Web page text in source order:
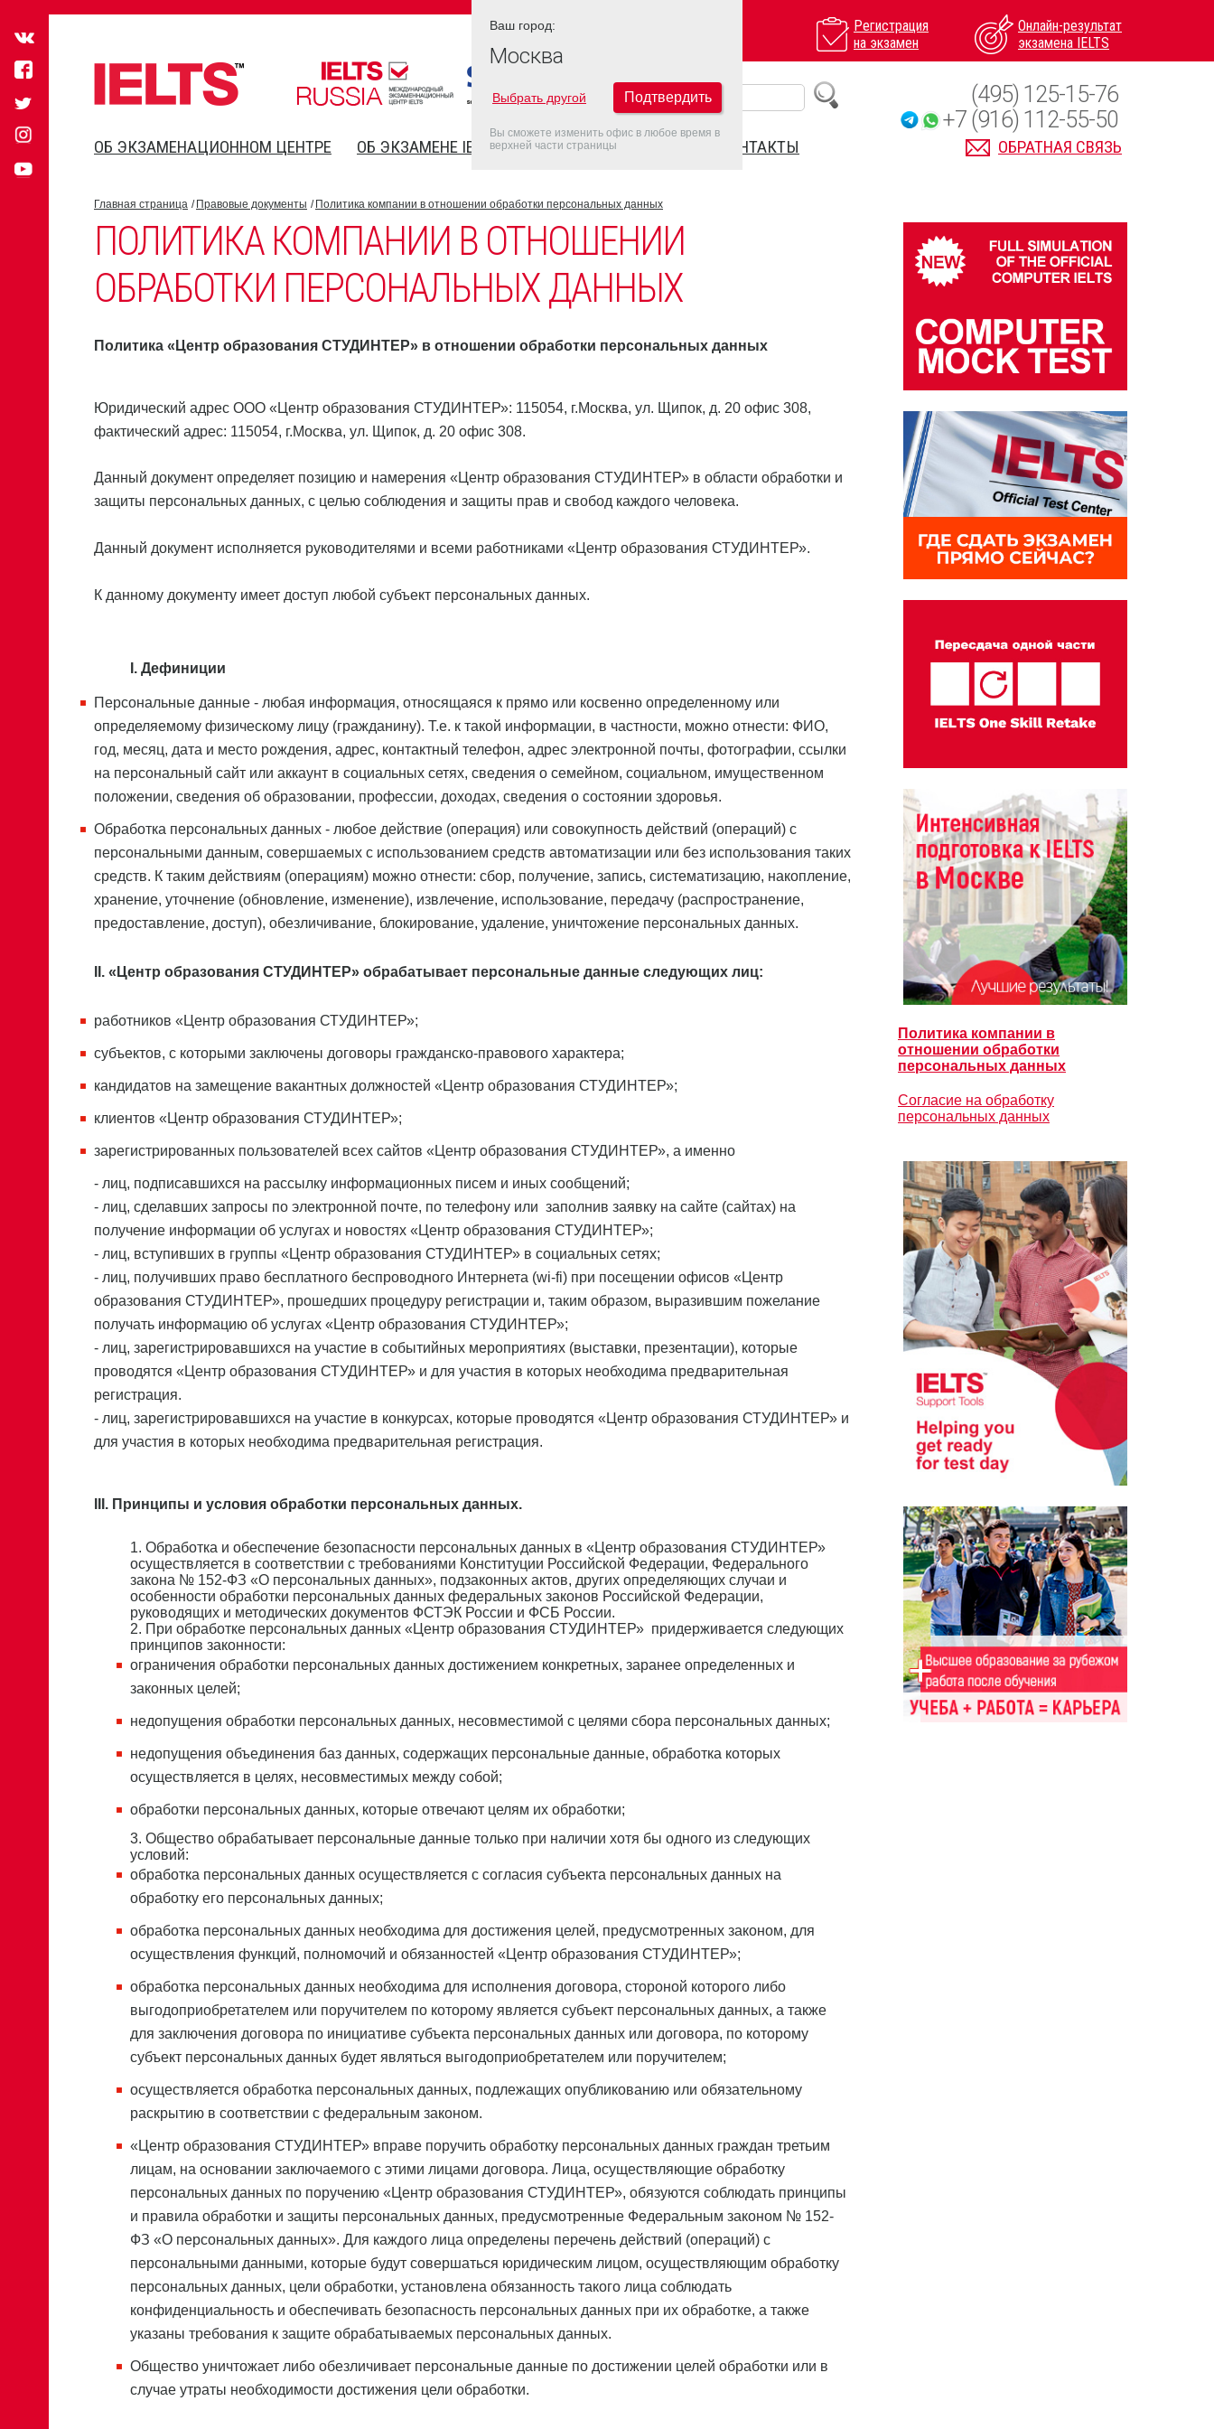
Регистрация
на экзамен
Онлайн-результат
экзамена IELTS
ОБ ЭКЗАМЕНАЦИОННОМ ЦЕНТРЕ ОБ ЭКЗАМЕНЕ IELTS FAQ ДАТЫ IELTS 2026 КОНТАКТЫ ОБРАТНАЯ СВЯЗЬ
(495) 125-15-76
+7 (916) 112-55-50
Главная страница Правовые документы Политика компании в отношении обработки персональных данных
ПОЛИТИКА КОМПАНИИ В ОТНОШЕНИИ
ОБРАБОТКИ ПЕРСОНАЛЬНЫХ ДАННЫХ
Политика «Центр образования СТУДИНТЕР» в отношении обработки персональных данных
Юридический адрес ООО «Центр образования СТУДИНТЕР»: 115054, г.Москва, ул. Щипок, д. 20 офис 308,
фактический адрес: 115054, г.Москва, ул. Щипок, д. 20 офис 308.
Данный документ определяет позицию и намерения «Центр образования СТУДИНТЕР» в области обработки и
защиты персональных данных, с целью соблюдения и защиты прав и свобод каждого человека.
Данный документ исполняется руководителями и всеми работниками «Центр образования СТУДИНТЕР».
К данному документу имеет доступ любой субъект персональных данных.
I. Дефиниции
Персональные данные - любая информация, относящаяся к прямо или косвенно определенному или
определяемому физическому лицу (гражданину). Т.е. к такой информации, в частности, можно отнести: ФИО,
год, месяц, дата и место рождения, адрес, контактный телефон, адрес электронной почты, фотографии, ссылки
на персональный сайт или аккаунт в социальных сетях, сведения о семейном, социальном, имущественном
положении, сведения об образовании, профессии, доходах, сведения о состоянии здоровья.
Обработка персональных данных - любое действие (операция) или совокупность действий (операций) с
персональными данным, совершаемых с использованием средств автоматизации или без использования таких
средств. К таким действиям (операциям) можно отнести: сбор, получение, запись, систематизацию, накопление,
хранение, уточнение (обновление, изменение), извлечение, использование, передачу (распространение,
предоставление, доступ), обезличивание, блокирование, удаление, уничтожение персональных данных.
II. «Центр образования СТУДИНТЕР» обрабатывает персональные данные следующих лиц:
работников «Центр образования СТУДИНТЕР»;
субъектов, с которыми заключены договоры гражданско-правового характера;
кандидатов на замещение вакантных должностей «Центр образования СТУДИНТЕР»;
клиентов «Центр образования СТУДИНТЕР»;
зарегистрированных пользователей всех сайтов «Центр образования СТУДИНТЕР», а именно
- лиц, подписавшихся на рассылку информационных писем и иных сообщений;
- лиц, сделавших запросы по электронной почте, по телефону или заполнив заявку на сайте (сайтах) на
получение информации об услугах и новостях «Центр образования СТУДИНТЕР»;
- лиц, вступивших в группы «Центр образования СТУДИНТЕР» в социальных сетях;
- лиц, получивших право бесплатного беспроводного Интернета (wi-fi) при посещении офисов «Центр
образования СТУДИНТЕР», прошедших процедуру регистрации и, таким образом, выразившим пожелание
получать информацию об услугах «Центр образования СТУДИНТЕР»;
- лиц, зарегистрировавшихся на участие в событийных мероприятиях (выставки, презентации), которые
проводятся «Центр образования СТУДИНТЕР» и для участия в которых необходима предварительная
регистрация.
- лиц, зарегистрировавшихся на участие в конкурсах, которые проводятся «Центр образования СТУДИНТЕР» и
для участия в которых необходима предварительная регистрация.
III. Принципы и условия обработки персональных данных.
1. Обработка и обеспечение безопасности персональных данных в «Центр образования СТУДИНТЕР»
осуществляется в соответствии с требованиями Конституции Российской Федерации, Федерального
закона № 152-ФЗ «О персональных данных», подзаконных актов, других определяющих случаи и
особенности обработки персональных данных федеральных законов Российской Федерации,
руководящих и методических документов ФСТЭК России и ФСБ России.
2. При обработке персональных данных «Центр образования СТУДИНТЕР» придерживается следующих
принципов законности:
ограничения обработки персональных данных достижением конкретных, заранее определенных и
законных целей;
недопущения обработки персональных данных, несовместимой с целями сбора персональных данных;
недопущения объединения баз данных, содержащих персональные данные, обработка которых
осуществляется в целях, несовместимых между собой;
обработки персональных данных, которые отвечают целям их обработки;
3. Общество обрабатывает персональные данные только при наличии хотя бы одного из следующих
условий:
обработка персональных данных осуществляется с согласия субъекта персональных данных на
обработку его персональных данных;
обработка персональных данных необходима для достижения целей, предусмотренных законом, для
осуществления функций, полномочий и обязанностей «Центр образования СТУДИНТЕР»;
обработка персональных данных необходима для исполнения договора, стороной которого либо
выгодоприобретателем или поручителем по которому является субъект персональных данных, а также
для заключения договора по инициативе субъекта персональных данных или договора, по которому
субъект персональных данных будет являться выгодоприобретателем или поручителем;
осуществляется обработка персональных данных, подлежащих опубликованию или обязательному
раскрытию в соответствии с федеральным законом.
«Центр образования СТУДИНТЕР» вправе поручить обработку персональных данных граждан третьим
лицам, на основании заключаемого с этими лицами договора. Лица, осуществляющие обработку
персональных данных по поручению «Центр образования СТУДИНТЕР», обязуются соблюдать принципы
и правила обработки и защиты персональных данных, предусмотренные Федеральным законом № 152-
ФЗ «О персональных данных». Для каждого лица определены перечень действий (операций) с
персональными данными, которые будут совершаться юридическим лицом, осуществляющим обработку
персональных данных, цели обработки, установлена обязанность такого лица соблюдать
конфиденциальность и обеспечивать безопасность персональных данных при их обработке, а также
указаны требования к защите обрабатываемых персональных данных.
Общество уничтожает либо обезличивает персональные данные по достижении целей обработки или в
случае утраты необходимости достижения цели обработки.
Политика компании в
отношении обработки
персональных данных
Согласие на обработку
персональных данных
Ваш город:
Москва
Выбрать другой Подтвердить
Вы сможете изменить офис в любое время в
верхней части страницы